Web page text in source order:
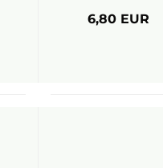
6,80 EUR